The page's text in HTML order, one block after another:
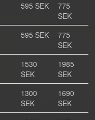
595 SEK
775
SEK
595 SEK
775
SEK
1530
SEK
1985
SEK
1300
SEK
1690
SEK